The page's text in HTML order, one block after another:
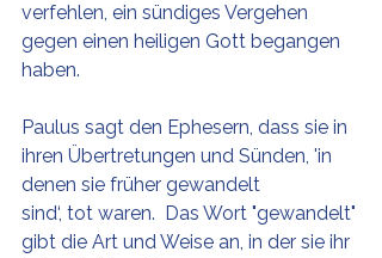
verfehlen, ein sündiges Vergehen
gegen einen heiligen Gott begangen
haben.
Paulus sagt den Ephesern, dass sie in
ihren Übertretungen und Sünden, 'in
denen sie früher gewandelt
sind‘, tot waren.  Das Wort "gewandelt"
gibt die Art und Weise an, in der sie ihr